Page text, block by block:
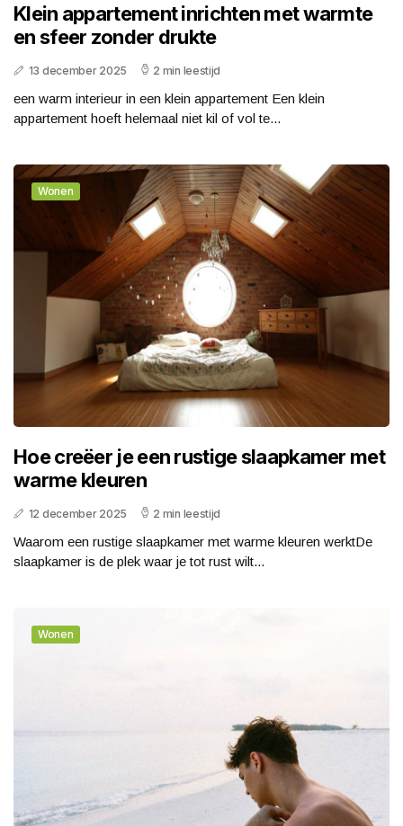
Klein appartement inrichten met warmte
en sfeer zonder drukte
13 december 2025 2 min leestijd
een warm interieur in een klein appartement Een klein
appartement hoeft helemaal niet kil of vol te...
Wonen
Hoe creëer je een rustige slaapkamer met
warme kleuren
12 december 2025 2 min leestijd
Waarom een rustige slaapkamer met warme kleuren werktDe
slaapkamer is de plek waar je tot rust wilt...
Wonen